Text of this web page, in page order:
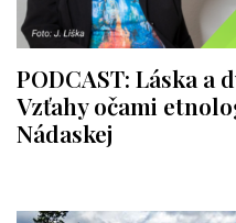
PODCAST: Láska a
Vzťahy očami
Nádaskej